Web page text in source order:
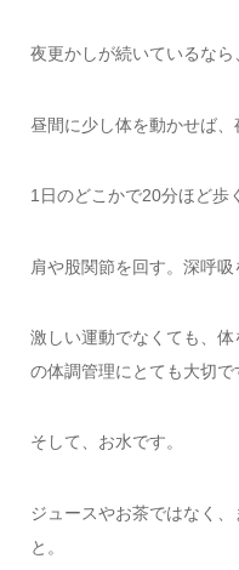
夜更かしが続いているなら
昼間に少し体を動かせば、
1日のどこかで20分ほど歩
肩や股関節を回す。深呼吸
激しい運動でなくても、
の体調管理にとても大切で
そして、お水です。
ジュースやお茶ではなく
と。